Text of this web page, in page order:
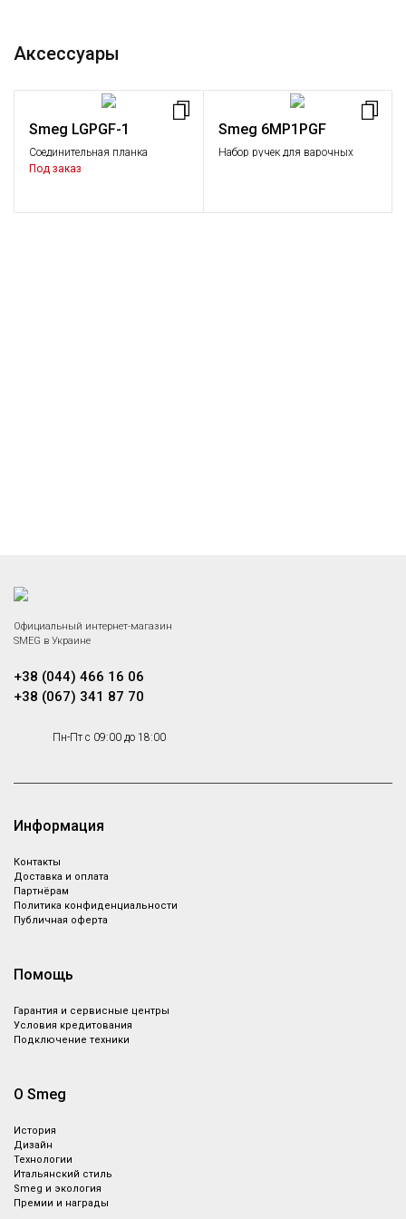
Аксессуары
Smeg LGPGF-1
Соединительная планка
Под заказ
Smeg 6MP1PGF
Набор ручек для варочных
Официальный интернет-магазин
SMEG в Украине
+38 (044) 466 16 06
+38 (067) 341 87 70
Пн-Пт с 09:00 до 18:00
Информация
Контакты
Доставка и оплата
Партнёрам
Политика конфиденциальности
Публичная оферта
Помощь
Гарантия и сервисные центры
Условия кредитования
Подключение техники
О Smeg
История
Дизайн
Технологии
Итальянский стиль
Smeg и экология
Премии и награды